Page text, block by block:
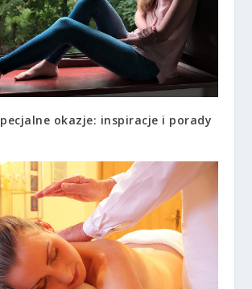
okazje: inspiracje i porady